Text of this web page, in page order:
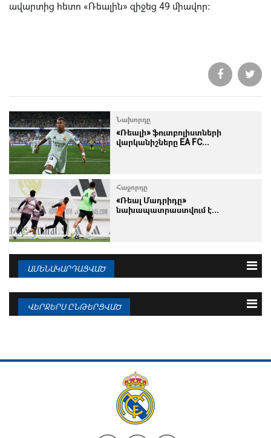
ավարտից հետո «Ռեալին» զիջեց 49 միավոր։
Նախորդը
«Ռեալի» ֆուտբոլիստների
վարկանիշները EA FC...
Հաջորդը
«Ռեալ Մադրիդը»
նախապատրաստվում է...
ԱՄԵՆԱԿԱՐԴԱՑՎԱԾ
ՎԵՐՋԵՐՍ ԸՆԹԵՐՑՎԱԾ
07.08.2026
ԱԱ–2026․ Բոլոր մասնակիցները
հայտնի են...